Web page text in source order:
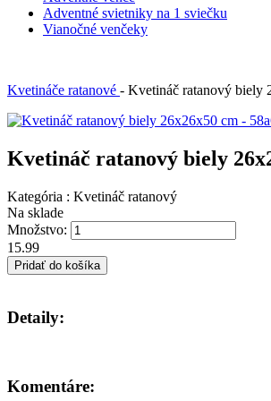
Adventné svietniky na 1 sviečku
Vianočné venčeky
Kvetináče ratanové - Kvetináč ratanový biely
Kvetináč ratanový biely
Kategória : Kvetináč ratanový
Na sklade
Množstvo:
15.99
Pridať do košíka
Detaily:
Komentáre: